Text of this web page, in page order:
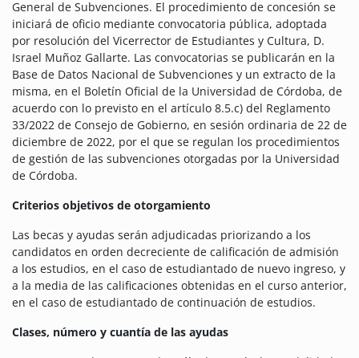
General de Subvenciones. El procedimiento de concesión se
iniciará de oficio mediante convocatoria pública, adoptada
por resolución del Vicerrector de Estudiantes y Cultura, D.
Israel Muñoz Gallarte. Las convocatorias se publicarán en la
Base de Datos Nacional de Subvenciones y un extracto de la
misma, en el Boletín Oficial de la Universidad de Córdoba, de
acuerdo con lo previsto en el artículo 8.5.c) del Reglamento
33/2022 de Consejo de Gobierno, en sesión ordinaria de 22 de
diciembre de 2022, por el que se regulan los procedimientos
de gestión de las subvenciones otorgadas por la Universidad
de Córdoba.
Criterios objetivos de otorgamiento
Las becas y ayudas serán adjudicadas priorizando a los
candidatos en orden decreciente de calificación de admisión
a los estudios, en el caso de estudiantado de nuevo ingreso, y
a la media de las calificaciones obtenidas en el curso anterior,
en el caso de estudiantado de continuación de estudios.
Clases, número y cuantía de las ayudas